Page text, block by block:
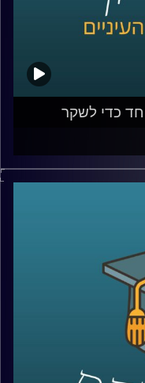
כדי לשקר
השבוע מצויין האחד באפריל, April fools או יום הכזבים
כדי לשקר ורובנו
לא כדאי
דאפי קוניס, מרצת
נחמה –